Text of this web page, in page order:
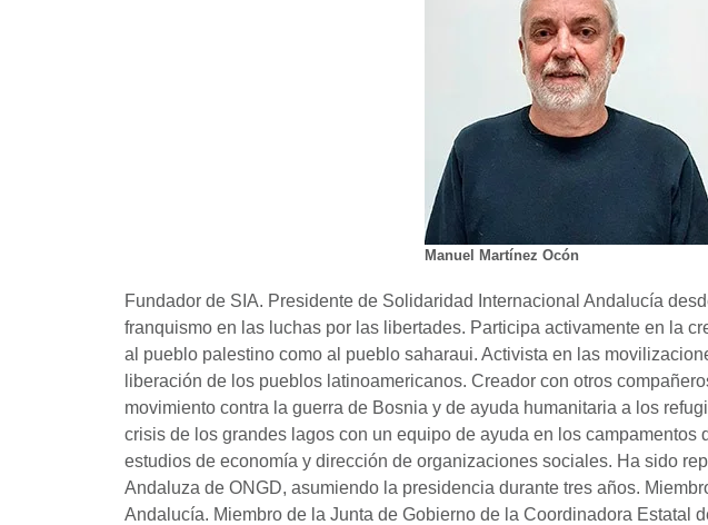
Manuel Martínez Ocón
Fundador de SIA. Presidente de Solidaridad Internacional Andalucía
franquismo en las luchas por las libertades. Participa activamente en la
al pueblo palestino como al pueblo saharaui. Activista en las
liberación de los pueblos latinoamericanos. Creador con otros
movimiento contra la guerra de Bosnia y de ayuda humanitaria a los
crisis de los grandes lagos con un equipo de ayuda en los campamentos
estudios de economía y dirección de organizaciones sociales. Ha sido
Andaluza de ONGD, asumiendo la presidencia durante tres años.
Andalucía. Miembro de la Junta de Gobierno de la Coordinadora Estatal